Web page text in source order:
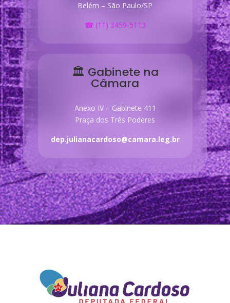
Belém – São Paulo/SP
☎ (11) 3459-5113
🏛 Gabinete na
Câmara
Anexo IV – Gabinete 411
Praça dos Três Poderes
dep.julianacardoso@camara.leg.br